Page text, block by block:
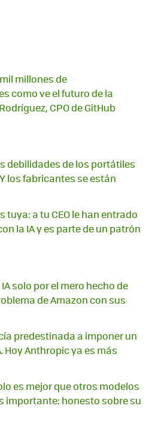
millones de
como ve el futuro de la
CPO de GitHub
debilidades de los portátiles
los fabricantes se están
tuya: a tu CEO le han entrado
la IA y es parte de un patrón
solo por el mero hecho de
de Amazon con sus
predestinada a imponer un
Hoy Anthropic ya es más
es mejor que otros modelos
importante: honesto sobre su